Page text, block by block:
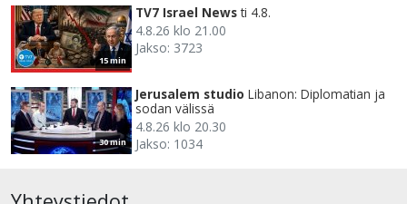
15 min
TV7 Israel News ti 4.8.
4.8.26 klo 21.00
Jakso: 3723
30 min
Jerusalem studio Libanon: Diplomatian ja
sodan välissä
4.8.26 klo 20.30
Jakso: 1034